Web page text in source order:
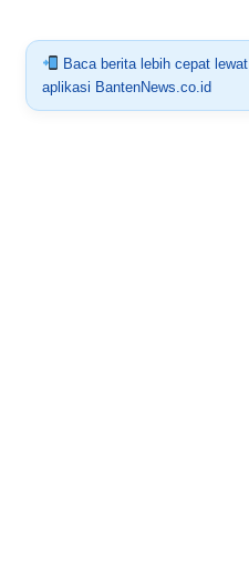
Baca berita lebih cepat lewat
aplikasi BantenNews.co.id